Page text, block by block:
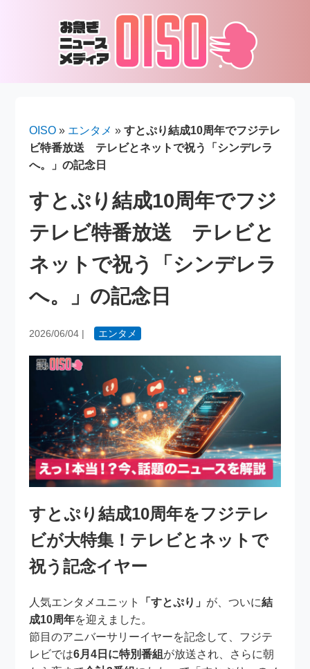
OISO » エンタメ »すとぷり結成10周年でフジテレ
ビ特番放送 テレビとネットで祝う「シンデレラ
へ。」の記念日
すとぷり結成10周年でフジ
テレビ特番放送 テレビと
ネットで祝う「シンデレラ
へ。」の記念日
2026/06/04 | エンタメ
すとぷり結成10周年をフジテレ
ビが大特集！テレビとネットで
祝う記念イヤー
人気エンタメユニット 「すとぷり」 が、ついに結
成10周年を迎えました。
節目のアニバーサリーイヤーを記念して、フジテ
レビでは6月4日に特別番組 が放送され、さらに朝